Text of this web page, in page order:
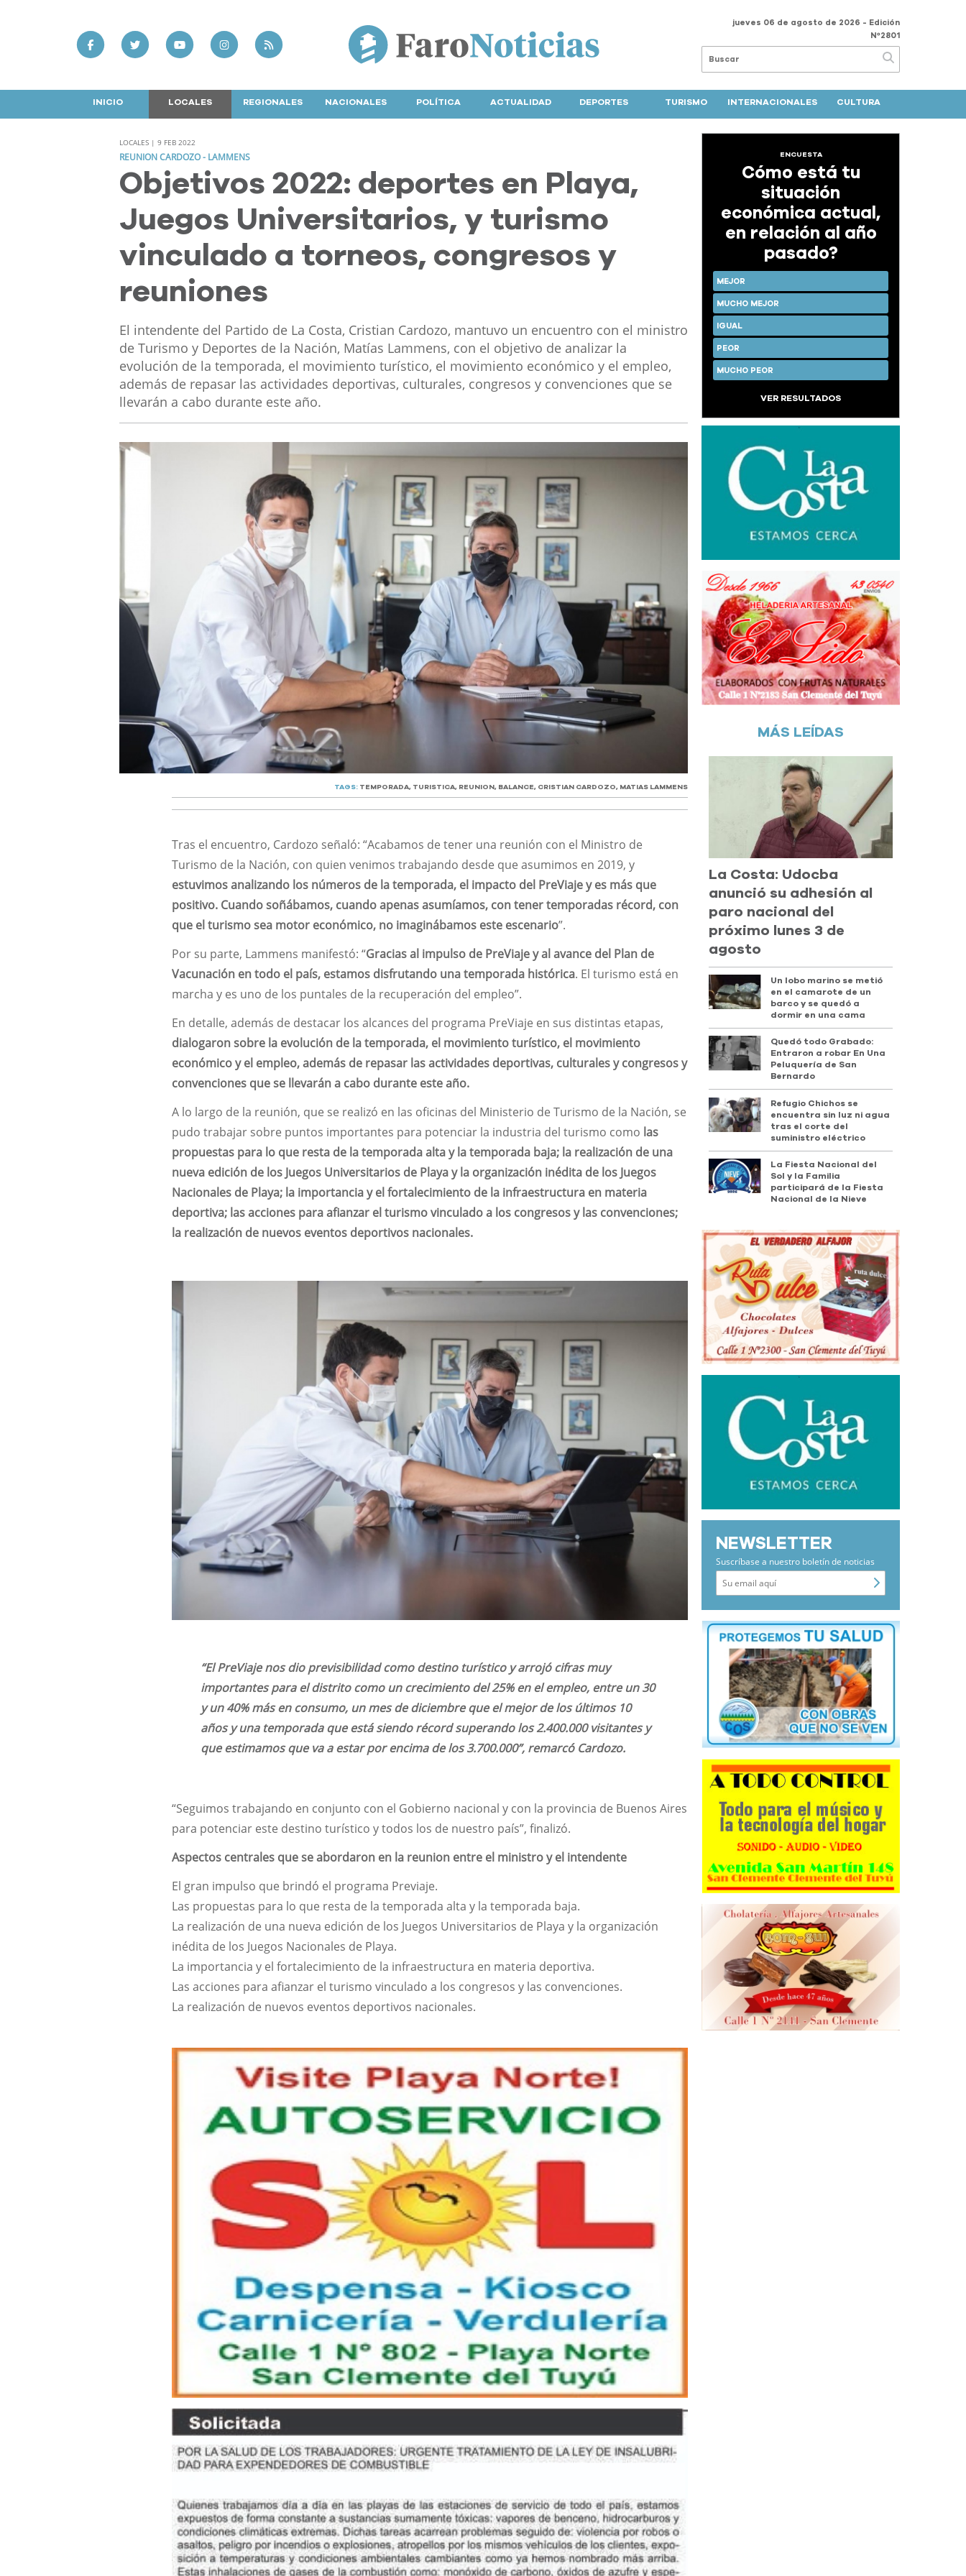
jueves 06 de agosto de 2026 - Edición
Nº2801
INICIO LOCALES REGIONALES NACIONALES POLÍTICA ACTUALIDAD DEPORTES TURISMO INTERNACIONALES CULTURA
LOCALES | 9 FEB 2022
REUNION CARDOZO - LAMMENS
Objetivos 2022: deportes en Playa,
Juegos Universitarios, y turismo
vinculado a torneos, congresos y
reuniones
El intendente del Partido de La Costa, Cristian Cardozo, mantuvo un encuentro con el ministro
de Turismo y Deportes de la Nación, Matías Lammens, con el objetivo de analizar la
evolución de la temporada, el movimiento turístico, el movimiento económico y el empleo,
además de repasar las actividades deportivas, culturales, congresos y convenciones que se
llevarán a cabo durante este año.
TAGS: TEMPORADA, TURISTICA, REUNION, BALANCE, CRISTIAN CARDOZO, MATIAS LAMMENS
Tras el encuentro, Cardozo señaló: “Acabamos de tener una reunión con el Ministro de
Turismo de la Nación, con quien venimos trabajando desde que asumimos en 2019, y
estuvimos analizando los números de la temporada, el impacto del PreViaje y es más que
positivo. Cuando soñábamos, cuando apenas asumíamos, con tener temporadas récord, con
que el turismo sea motor económico, no imaginábamos este escenario”.
Por su parte, Lammens manifestó: “Gracias al impulso de PreViaje y al avance del Plan de
Vacunación en todo el país, estamos disfrutando una temporada histórica. El turismo está en
marcha y es uno de los puntales de la recuperación del empleo”.
En detalle, además de destacar los alcances del programa PreViaje en sus distintas etapas,
dialogaron sobre la evolución de la temporada, el movimiento turístico, el movimiento
económico y el empleo, además de repasar las actividades deportivas, culturales y congresos y
convenciones que se llevarán a cabo durante este año.
A lo largo de la reunión, que se realizó en las oficinas del Ministerio de Turismo de la Nación, se
pudo trabajar sobre puntos importantes para potenciar la industria del turismo como las
propuestas para lo que resta de la temporada alta y la temporada baja; la realización de una
nueva edición de los Juegos Universitarios de Playa y la organización inédita de los Juegos
Nacionales de Playa; la importancia y el fortalecimiento de la infraestructura en materia
deportiva; las acciones para afianzar el turismo vinculado a los congresos y las convenciones;
la realización de nuevos eventos deportivos nacionales.
“El PreViaje nos dio previsibilidad como destino turístico y arrojó cifras muy
importantes para el distrito como un crecimiento del 25% en el empleo, entre un 30
y un 40% más en consumo, un mes de diciembre que el mejor de los últimos 10
años y una temporada que está siendo récord superando los 2.400.000 visitantes y
que estimamos que va a estar por encima de los 3.700.000”, remarcó Cardozo.
“Seguimos trabajando en conjunto con el Gobierno nacional y con la provincia de Buenos Aires
para potenciar este destino turístico y todos los de nuestro país”, finalizó.
Aspectos centrales que se abordaron en la reunion entre el ministro y el intendente
El gran impulso que brindó el programa Previaje.
Las propuestas para lo que resta de la temporada alta y la temporada baja.
La realización de una nueva edición de los Juegos Universitarios de Playa y la organización
inédita de los Juegos Nacionales de Playa.
La importancia y el fortalecimiento de la infraestructura en materia deportiva.
Las acciones para afianzar el turismo vinculado a los congresos y las convenciones.
La realización de nuevos eventos deportivos nacionales.
ENCUESTA
Cómo está tu
situación
económica actual,
en relación al año
pasado?
MEJOR
MUCHO MEJOR
IGUAL
PEOR
MUCHO PEOR
VER RESULTADOS
MÁS LEÍDAS
La Costa: Udocba
anunció su adhesión al
paro nacional del
próximo lunes 3 de
agosto
Un lobo marino se metió
en el camarote de un
barco y se quedó a
dormir en una cama
Quedó todo Grabado:
Entraron a robar En Una
Peluquería de San
Bernardo
Refugio Chichos se
encuentra sin luz ni agua
tras el corte del
suministro eléctrico
La Fiesta Nacional del
Sol y la Familia
participará de la Fiesta
Nacional de la Nieve
NEWSLETTER
Suscríbase a nuestro boletín de noticias